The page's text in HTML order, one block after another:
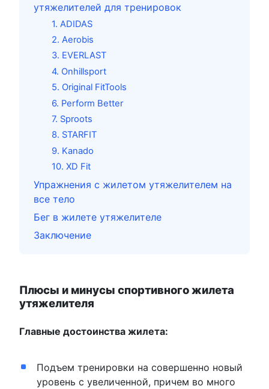
утяжелителей для тренировок
1. ADIDAS
2. Aerobis
3. EVERLAST
4. Onhillsport
5. Original FitTools
6. Perform Better
7. Sproots
8. STARFIT
9. Kanado
10. XD Fit
Упражнения с жилетом утяжелителем на
все тело
Бег в жилете утяжелителе
Заключение
Плюсы и минусы спортивного жилета
утяжелителя
Главные достоинства жилета:
Подъем тренировки на совершенно новый
уровень с увеличенной, причем во много